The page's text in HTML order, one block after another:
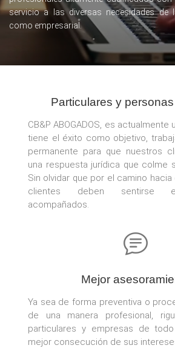
servicio a las diversas necesidades de
como empresarial.
Particulares y
CB&P ABOGADOS, es
tiene el éxito como objetivo,
permanente para que nuestros
una respuesta jurídica que colme
Sin olvidar que por el camino
clientes deben sentirse
acompañados.
Mejor
Ya sea de forma preventiva o
de una manera profesional,
particulares y empresas de
mejor consecución de sus